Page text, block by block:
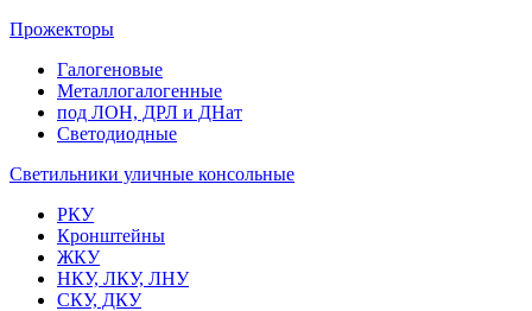
Прожекторы
Галогеновые
Металлогалогенные
под ЛОН, ДРЛ и ДНат
Светодиодные
Светильники уличные консольные
РКУ
Кронштейны
ЖКУ
НКУ, ЛКУ, ЛНУ
СКУ, ДКУ